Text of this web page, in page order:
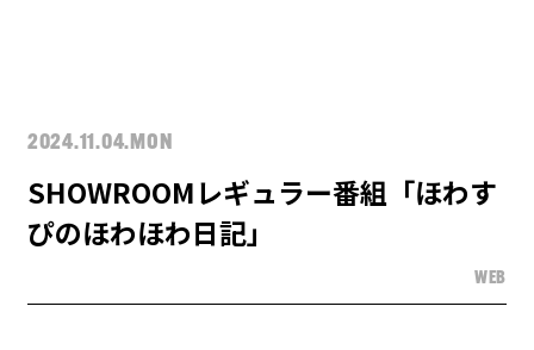
2024.11.04.MON
SHOWROOMレギュラー番組「ほわす
ぴのほわほわ日記」
WEB